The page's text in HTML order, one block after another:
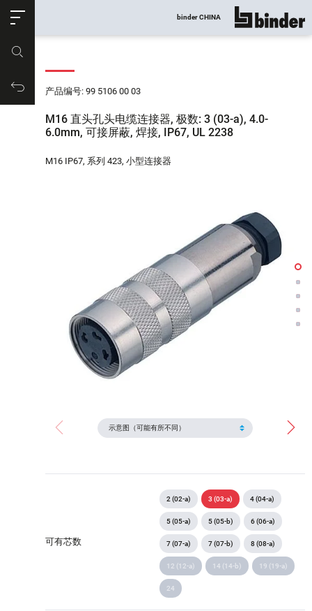
购物车
binder CHINA 显示所有
产品编号: 99 5106 00 03
M16 直头孔头电缆连接器, 极数: 3 (03-a), 4.0-
6.0mm, 可接屏蔽, 焊接, IP67, UL 2238
M16 IP67, 系列 423, 小型连接器
可有芯数
2 (02-a) 3 (03-a) 4 (04-a)
5 (05-a) 5 (05-b) 6 (06-a)
7 (07-a) 7 (07-b) 8 (08-a)
12 (12-a) 14 (14-b) 19 (19-a)
24